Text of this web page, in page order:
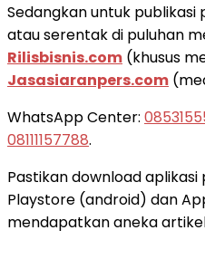
Sedangkan untuk publikasi
atau serentak di puluhan
Rilisbisnis.com (khusus
Jasasiaranpers.com
WhatsApp Center:
08111157788.
Pastikan download
Playstore (android) dan
mendapatkan aneka